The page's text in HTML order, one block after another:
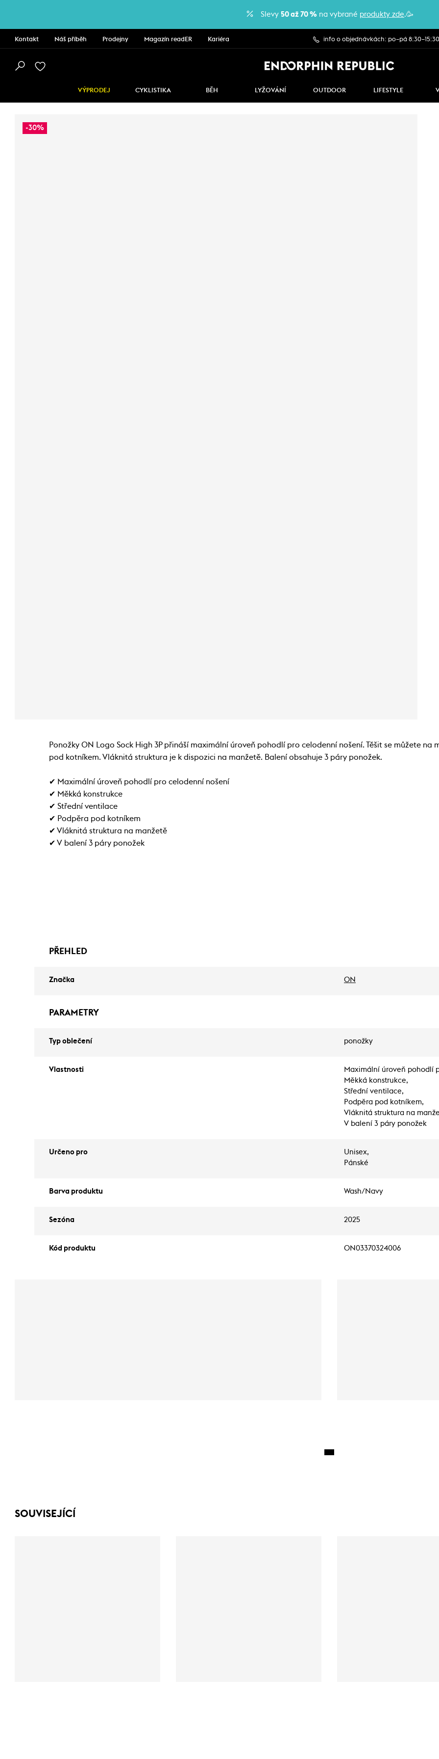
Slevy 50 až 70 % na vybrané produkty zde.🥳
Kontakt Náš příběh Prodejny Magazín readER Kariéra info o objednávkách: po–pá 8:30–15:30
VÝPRODEJ CYKLISTIKA BĚH LYŽOVÁNÍ OUTDOOR LIFESTYLE
-30%
Ponožky ON Logo Sock High 3P přináší maximální úroveň pohodlí pro celodenní nošení. Těšit se můžete
pod kotníkem. Vláknitá struktura je k dispozici na manžetě. Balení obsahuje 3 páry ponožek.
✔ Maximální úroveň pohodlí pro celodenní nošení
✔ Měkká konstrukce
✔ Střední ventilace
✔ Podpěra pod kotníkem
✔ Vláknitá struktura na manžetě
✔ V balení 3 páry ponožek
PŘEHLED
Značka ON
PARAMETRY
Typ oblečení ponožky
Vlastnosti
Maximální úroveň pohodlí
Měkká konstrukce,
Střední ventilace,
Podpěra pod kotníkem,
Vláknitá struktura na
V balení 3 páry ponožek
Určeno pro
Unisex,
Pánské
Barva produktu Wash/Navy
Sezóna 2025
Kód produktu ON03370324006
SOUVISEJÍCÍ